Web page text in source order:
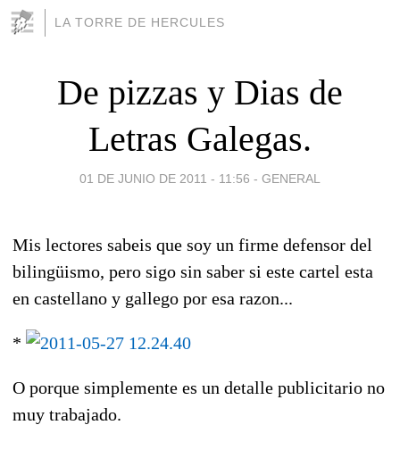
LA TORRE DE HERCULES
De pizzas y Dias de
Letras Galegas.
01 DE JUNIO DE 2011 - 11:56 - GENERAL
Mis lectores sabeis que soy un firme defensor del
bilingüismo, pero sigo sin saber si este cartel esta
en castellano y gallego por esa razon...
*
O porque simplemente es un detalle publicitario no
muy trabajado.